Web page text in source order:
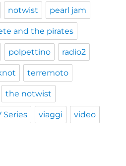
notwist pearl jam
and the pirates
polpettino radio2
terremoto
the notwist
Series viaggi video